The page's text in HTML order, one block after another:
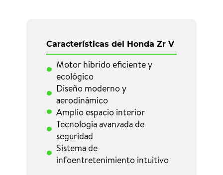
Características del Honda Zr V
Motor híbrido eficiente y
ecológico
Diseño moderno y
aerodinámico
Amplio espacio interior
Tecnología avanzada de
seguridad
Sistema de
infoentretenimiento intuitivo